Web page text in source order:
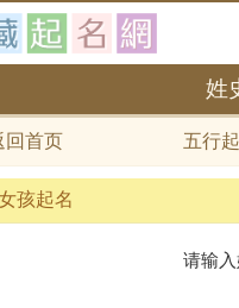
姓
回首页 五行
孩起名
请输入